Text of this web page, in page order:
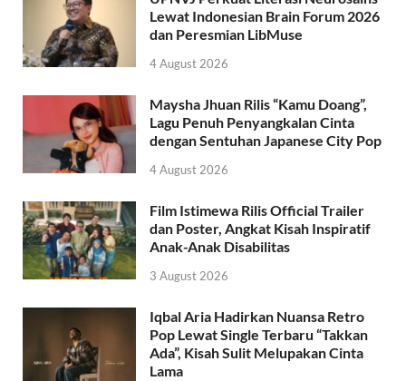
Lewat Indonesian Brain Forum 2026
dan Peresmian LibMuse
4 August 2026
Maysha Jhuan Rilis “Kamu Doang”,
Lagu Penuh Penyangkalan Cinta
dengan Sentuhan Japanese City Pop
4 August 2026
Film Istimewa Rilis Official Trailer
dan Poster, Angkat Kisah Inspiratif
Anak-Anak Disabilitas
3 August 2026
Iqbal Aria Hadirkan Nuansa Retro
Pop Lewat Single Terbaru “Takkan
Ada”, Kisah Sulit Melupakan Cinta
Lama